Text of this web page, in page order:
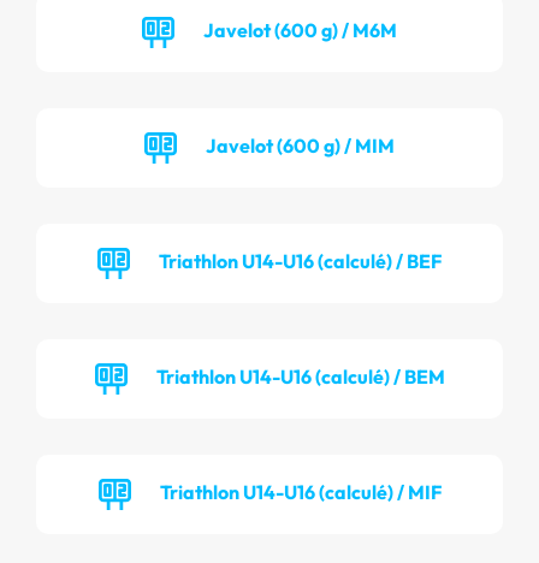
Javelot (600 g) / M6M
Javelot (600 g) / MIM
Triathlon U14-U16 (calculé) / BEF
Triathlon U14-U16 (calculé) / BEM
Triathlon U14-U16 (calculé) / MIF